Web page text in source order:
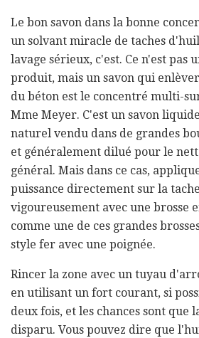
Le bon savon dans la bonne
un solvant miracle de taches
lavage sérieux, c'est. Ce n'est pas
produit, mais un savon qui
du béton est le concentré multi-
Mme Meyer. C'est un savon
naturel vendu dans de grandes
et généralement dilué pour le
général. Mais dans ce cas,
puissance directement sur la
vigoureusement avec une brosse
comme une de ces grandes
style fer avec une poignée.
Rincer la zone avec un tuyau
en utilisant un fort courant, si
deux fois, et les chances sont que
disparu. Vous pouvez dire que